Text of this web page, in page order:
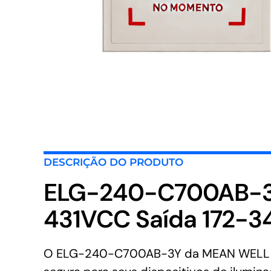
DESCRIÇÃO DO PRODUTO
ELG-240-C700AB-
431VCC Saída 172-
O ELG-240-C700AB-3Y da MEAN